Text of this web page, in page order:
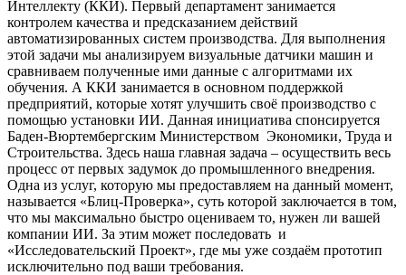
Интеллекту (ККИ). Первый департамент занимается
контролем качества и предсказанием действий
автоматизированных систем производства. Для выполнения
этой задачи мы анализируем визуальные датчики машин и
сравниваем полученные ими данные с алгоритмами их
обучения. А ККИ занимается в основном поддержкой
предприятий, которые хотят улучшить своё производство с
помощью установки ИИ. Данная инициатива спонсируется
Баден-Вюртембергским Министерством Экономики, Труда и
Строительства. Здесь наша главная задача – осуществить весь
процесс от первых задумок до промышленного внедрения.
Одна из услуг, которую мы предоставляем на данный момент,
называется «Блиц-Проверка», суть которой заключается в том,
что мы максимально быстро оцениваем то, нужен ли вашей
компании ИИ. За этим может последовать и
«Исследовательский Проект», где мы уже создаём прототип
исключительно под ваши требования.